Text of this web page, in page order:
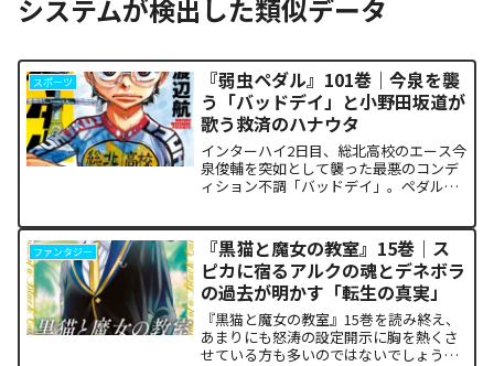
システムが検出した類似データ
スポーツ
『弱虫ペダル』101巻｜今泉を襲
う「バッドデイ」と小野田坂道が
歌う救済のハナウタ
インターハイ2日目、総北高校のエース今
泉俊輔を突如として襲った最悪のコンデ
ィション不調「バッドデイ」。ペダルを
坂道が選択した驚くべき行動が描かれま
す。科学的な限界や競技...
ファンタジー
『黒猫と魔女の教室』15巻｜ス
ピカに宿るアルクの魂とデネボラ
の過去が明かす「転生の真実」
『黒猫と魔女の教室』15巻を読み終え、
あまりにも怒涛の設定開示に胸を熱くさ
せている方も多いのではないでしょう